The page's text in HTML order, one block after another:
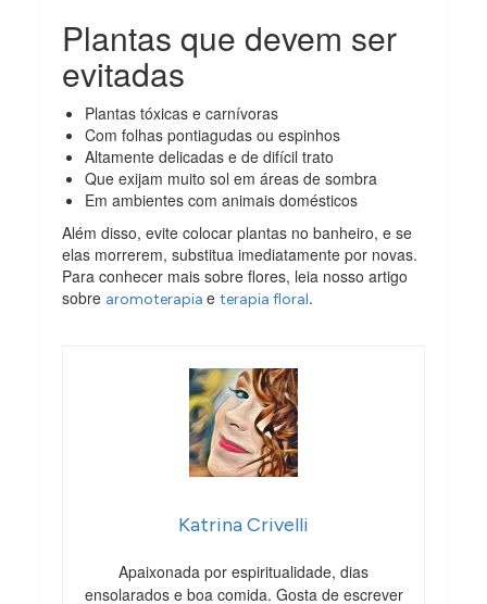
Plantas que devem ser
evitadas
Plantas tóxicas e carnívoras
Com folhas pontiagudas ou espinhos
Altamente delicadas e de difícil trato
Que exijam muito sol em áreas de sombra
Em ambientes com animais domésticos
Além disso, evite colocar plantas no banheiro, e se
elas morrerem, substitua imediatamente por novas.
Para conhecer mais sobre flores, leia nosso artigo
sobre aromoterapiaeterapia floral.
Katrina Crivelli
Apaixonada por espiritualidade, dias
ensolarados e boa comida. Gosta de escrever